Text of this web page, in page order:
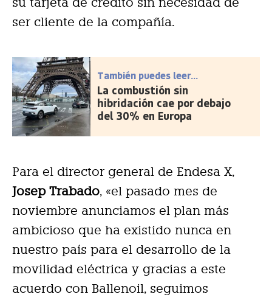
ser cliente de la compañía.
También puedes leer...
La combustión sin
hibridación cae por debajo
del 30% en Europa
Para el director general de Endesa X,
Josep Trabado, «el pasado mes de
noviembre anunciamos el plan más
ambicioso que ha existido nunca en
nuestro país para el desarrollo de la
movilidad eléctrica y gracias a este
acuerdo con Ballenoil, seguimos